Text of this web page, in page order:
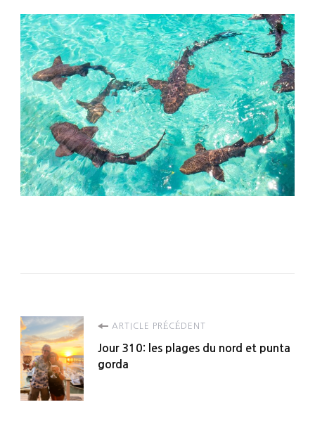
Navigation
d'article
ARTICLE PRÉCÉDENT
Jour 310: les plages du nord et punta
gorda